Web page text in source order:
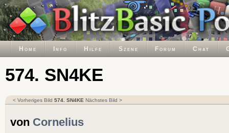
Home Info Hilfe Szene Forum Chat
574. SN4KE
< Vorheriges Bild 574. SN4KE Nächstes Bild >
von Cornelius